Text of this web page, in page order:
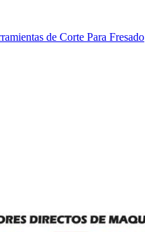
de Corte Para Fresado